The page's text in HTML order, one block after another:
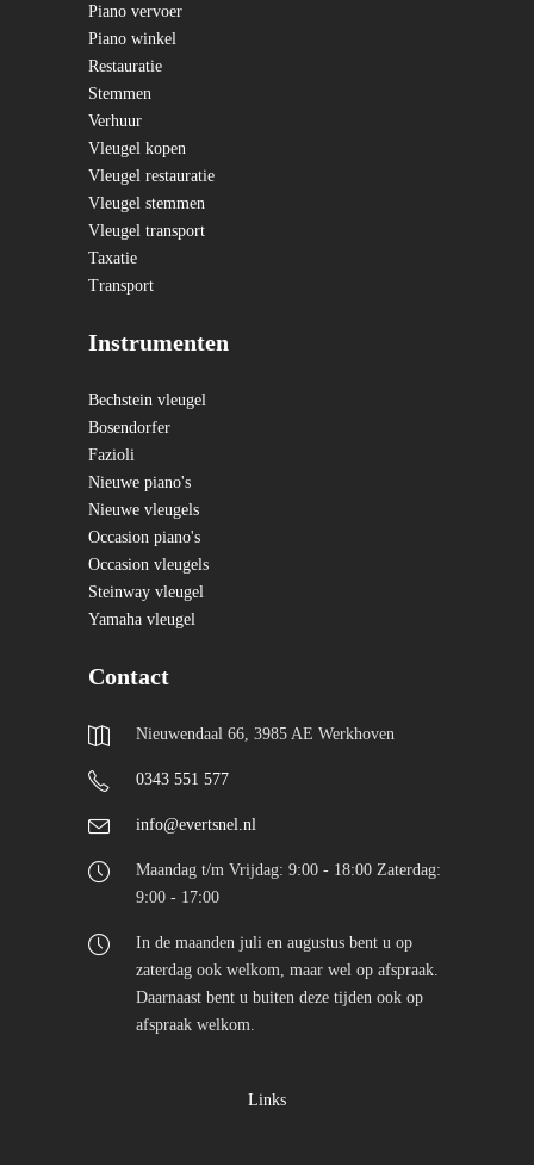
Piano vervoer
Piano winkel
Restauratie
Stemmen
Verhuur
Vleugel kopen
Vleugel restauratie
Vleugel stemmen
Vleugel transport
Taxatie
Transport
Instrumenten
Bechstein vleugel
Bosendorfer
Fazioli
Nieuwe piano's
Nieuwe vleugels
Occasion piano's
Occasion vleugels
Steinway vleugel
Yamaha vleugel
Contact
Nieuwendaal 66, 3985 AE Werkhoven
0343 551 577
info@evertsnel.nl
Maandag t/m Vrijdag: 9:00 - 18:00 Zaterdag:
9:00 - 17:00
In de maanden juli en augustus bent u op
zaterdag ook welkom, maar wel op afspraak.
Daarnaast bent u buiten deze tijden ook op
afspraak welkom.
Links